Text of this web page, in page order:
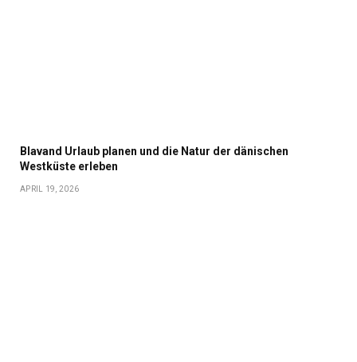
Blavand Urlaub planen und die Natur der dänischen
Westküste erleben
APRIL 19, 2026